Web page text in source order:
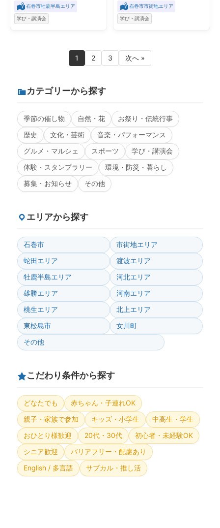
石巻市牡鹿半島エリア
学び・講演会
石巻市市街地エリア
学び・講演会
1 2 3 次へ »
カテゴリーから探す
季節の催し物 自然・花 お祭り・伝統行事
歴史 文化・芸術 音楽・パフォーマンス
グルメ・マルシェ スポーツ 学び・講演会
体験・スタンプラリー 環境・防災・暮らし
募集・お知らせ その他
エリアから探す
石巻市 市街地エリア
蛇田エリア 渡波エリア
牡鹿半島エリア 河北エリア
雄勝エリア 河南エリア
桃生エリア 北上エリア
東松島市 女川町
その他
こだわり条件から探す
どなたでも 赤ちゃん・子連れOK
親子・家族で参加 キッズ・小学生 中高生・学生
おひとり様歓迎 20代・30代 初心者・未経験OK
シニア歓迎 バリアフリー・配慮あり
English / 多言語 サブカル・推し活